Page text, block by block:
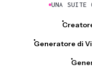
UNA SUITE
Generatore di